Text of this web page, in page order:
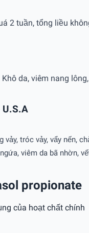
2 tuần, tổng liều
da, viêm nang
tróc vảy, vẩy nến,
viêm da bã nhờn,
propionate
của hoạt chất chính